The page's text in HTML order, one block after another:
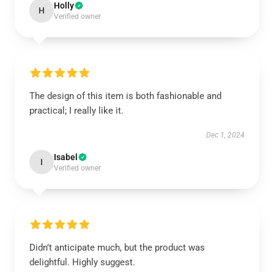
H Holly
Verified owner
The design of this item is both fashionable and
practical; I really like it.
Dec 1, 2024
I Isabel
Verified owner
Didn’t anticipate much, but the product was
delightful. Highly suggest.